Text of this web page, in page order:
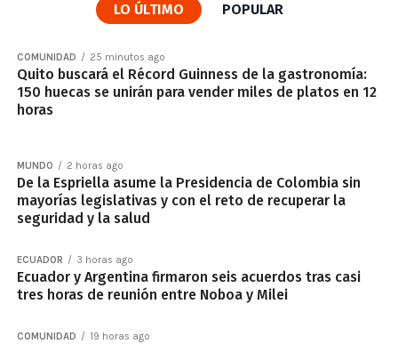
LO ÚLTIMO POPULAR
COMUNIDAD 25 minutos ago
Quito buscará el Récord Guinness de la gastronomía:
150 huecas se unirán para vender miles de platos en 12
horas
MUNDO 2 horas ago
De la Espriella asume la Presidencia de Colombia sin
mayorías legislativas y con el reto de recuperar la
seguridad y la salud
ECUADOR 3 horas ago
Ecuador y Argentina firmaron seis acuerdos tras casi
tres horas de reunión entre Noboa y Milei
COMUNIDAD 19 horas ago